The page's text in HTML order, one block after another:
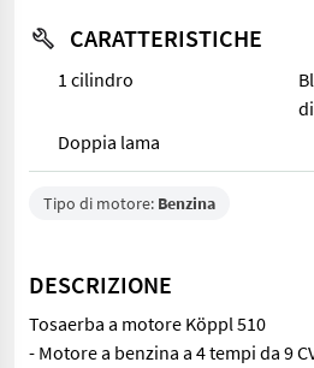
CARATTERISTICHE
1 cilindro
Doppia lama
Tipo di motore: Benzina
DESCRIZIONE
Tosaerba a motore Köppl 510
- Motore a benzina a 4 tempi da 9